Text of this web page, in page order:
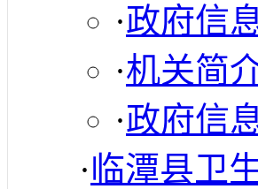
·政府信
·机关简
·政府信
·临潭县卫